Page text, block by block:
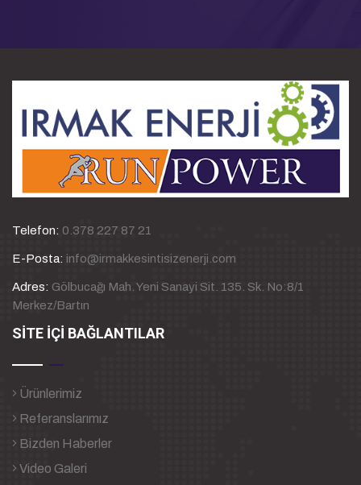
Telefon: 0.378 227 87 21
E-Posta: info@irmakkesintisizenerji.com
Adres: Gölbucağı Mah. Yeni Sanayi Sit. 135. Sk. No:8/1
Merkez/Bartın
SİTE İÇİ BAĞLANTILAR
Ürünlerimiz
Referanslarımız
Bizden Haberler
Video Galeri